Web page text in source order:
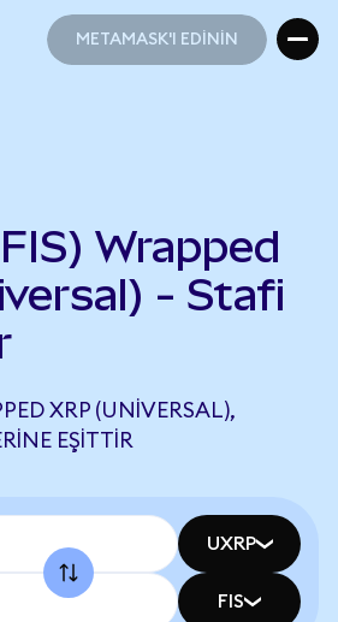
METAMASK'I EDİNİN
Wrapped
- Stafi
XRP (UNIVERSAL),
EŞITTIR
UXRP
FIS